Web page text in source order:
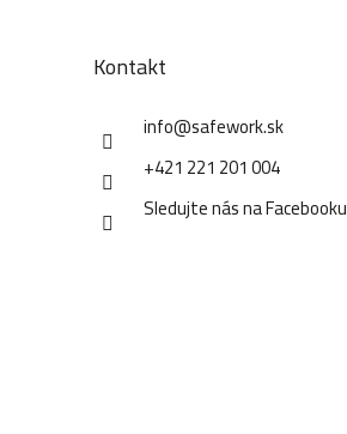
Kontakt
info@safework.sk
+421 221 201 004
Sledujte nás na Facebooku